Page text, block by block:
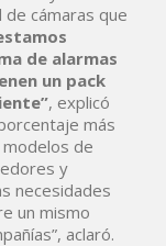
cámaras que
de alarmas
un pack
, explicó
más
de
y
necesidades
un mismo
aclaró.